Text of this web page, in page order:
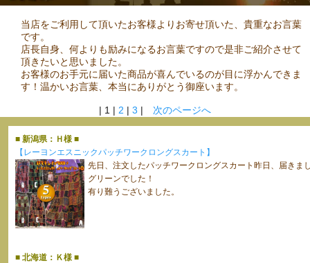
当店をご利用して頂いたお客様よりお寄せ頂いた、貴重なお言葉
です。
店長自身、何よりも励みになるお言葉ですので是非ご紹介させて
頂きたいと思いました。
お客様のお手元に届いた商品が喜んでいるのが目に浮かんできま
す！温かいお言葉、本当にありがとう御座います。
| 1 | 2 | 3 | 次のページへ
■ 新潟県：Ｈ様 ■
【レーヨンエスニックパッチワークロングスカート】
先日、注文したパッチワークロングスカート昨日、届きま
グリーンでした！
有り難うございました。
■ 北海道：Ｋ様 ■